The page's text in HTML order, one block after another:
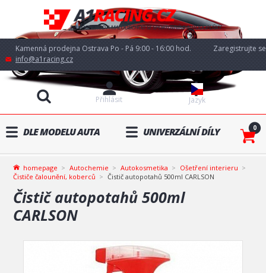
Kamenná prodejna Ostrava Po - Pá 9:00 - 16:00 hod.
info@a1racing.cz
Jazyk
Přihlásit
Zaregistrujte se
DLE MODELU AUTA UNIVERZÁLNÍ DÍLY 0
homepage Autochemie Autokosmetika
Ošetření interieru
Čističe čalounění, koberců
Čistič autopotahů 500ml CARLSON
Čistič autopotahů 500ml
CARLSON